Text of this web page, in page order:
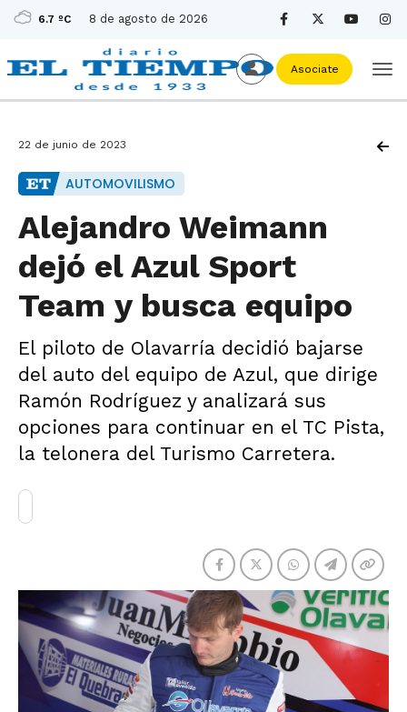
6.7 ºC 8 de agosto de 2026
Asociate
22 de junio de 2023
AUTOMOVILISMO
Alejandro Weimann
dejó el Azul Sport
Team y busca equipo
El piloto de Olavarría decidió bajarse
del auto del equipo de Azul, que dirige
Ramón Rodríguez y analizará sus
opciones para continuar en el TC Pista,
la telonera del Turismo Carretera.